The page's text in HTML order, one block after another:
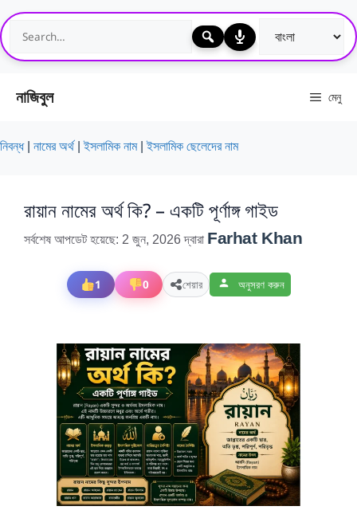
এড়িেয়
লেখায়
যান
নাজিবুল মেনু
নিবন্ধ| নামের অর্থ |ইসলামিক নাম|ইসলামিক ছেলেদের নাম
রায়ান নামের অর্থ কি? – একটি পূর্ণাঙ্গ গাইড
সর্বশেষ আপডেট হয়েছে: 2 জুন, 2026দ্বারা Farhat Khan
1 0 শেয়ার অনুসরণ করুন